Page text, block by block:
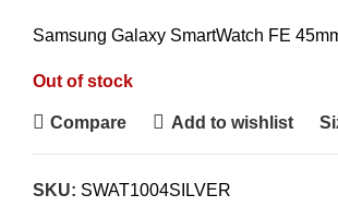
Samsung Galaxy SmartWatch FE
Out of stock
Compare Add to wishlist
SKU: SWAT1004SILVER